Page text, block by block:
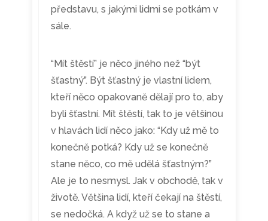
představu, s jakými lidmi se potkám v
sále.
“Mít štěstí” je něco jiného než “být
šťastný”. Být šťastný je vlastní lidem,
kteří něco opakovaně dělají pro to, aby
byli šťastní. Mít štěstí, tak to je většinou
v hlavách lidí něco jako: “Kdy už mě to
konečně potká? Kdy už se konečně
stane něco, co mě udělá šťastným?”
Ale je to nesmysl. Jak v obchodě, tak v
životě. Většina lidí, kteří čekají na štěstí,
se nedočká. A když už se to stane a